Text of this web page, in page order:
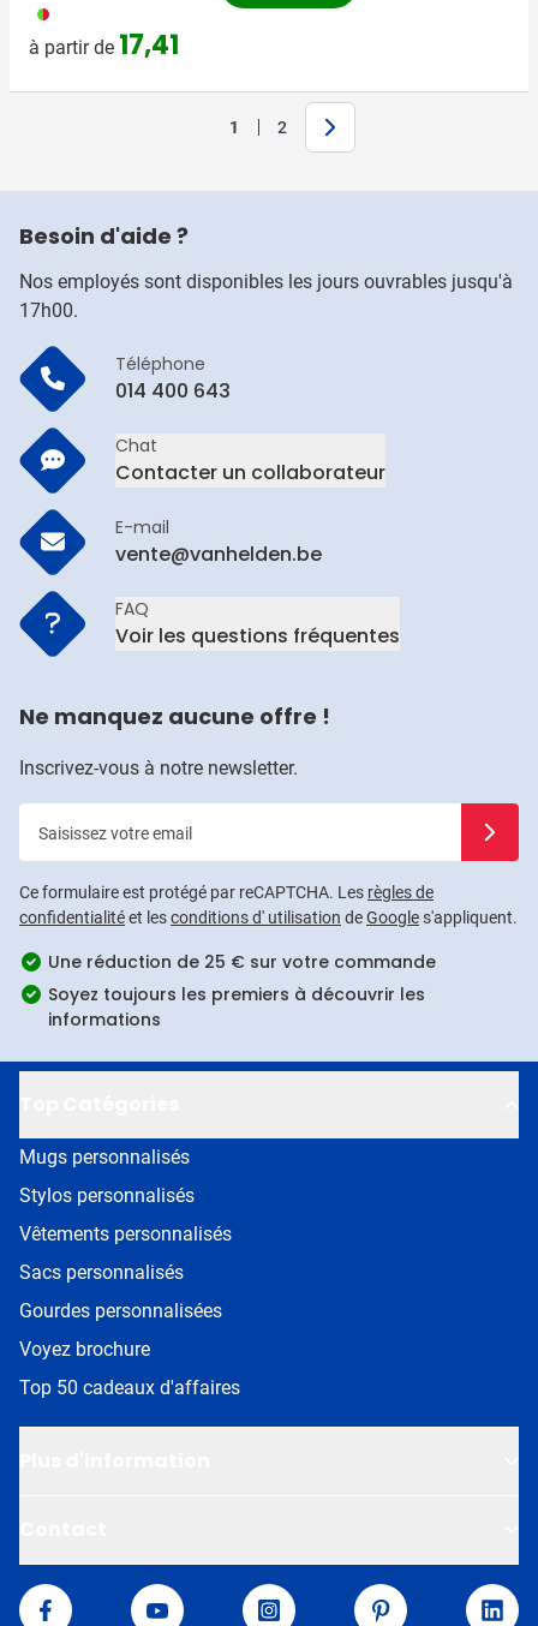
009
à partir de 17,41
Vous lisez actuellement la page
1 Page
2 Suivant
Besoin d'aide ?
Nos employés sont disponibles les jours ouvrables jusqu'à
17h00.
Téléphone
014 400 643
Chat
Contacter un collaborateur
E-mail
vente@vanhelden.be
FAQ
Voir les questions fréquentes
Ne manquez aucune offre !
Inscrivez-vous à notre newsletter.
Ce formulaire est protégé par reCAPTCHA. Les règles de
confidentialitéet lesconditions d' utilisation deGoogles'appliquent.
Une réduction de 25 € sur votre commande
Soyez toujours les premiers à découvrir les
informations
Mugs personnalisés
Stylos personnalisés
Vêtements personnalisés
Sacs personnalisés
Gourdes personnalisées
Voyez brochure
Top 50 cadeaux d'affaires
Van Helden